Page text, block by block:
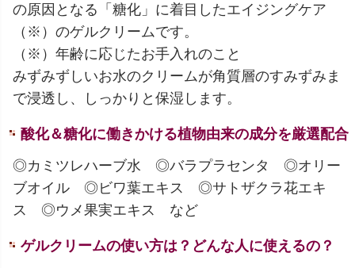
の原因となる「糖化」に着目したエイジングケア
（※）のゲルクリームです。
（※）年齢に応じたお手入れのこと
みずみずしいお水のクリームが角質層のすみずみま
で浸透し、しっかりと保湿します。
酸化＆糖化に働きかける植物由来の成分を厳選配合
◎カミツレハーブ水 ◎バラプラセンタ ◎オリー
ブオイル ◎ビワ葉エキス ◎サトザクラ花エキ
ス ◎ウメ果実エキス など
ゲルクリームの使い方は？どんな人に使えるの？